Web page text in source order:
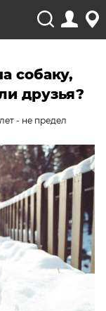
собаку,
друзья?
- не предел